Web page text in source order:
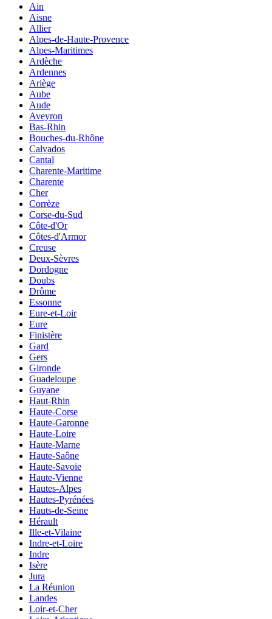
Ain
Aisne
Allier
Alpes-de-Haute-Provence
Alpes-Maritimes
Ardèche
Ardennes
Ariège
Aube
Aude
Aveyron
Bas-Rhin
Bouches-du-Rhône
Calvados
Cantal
Charente-Maritime
Charente
Cher
Corrèze
Corse-du-Sud
Côte-d'Or
Côtes-d'Armor
Creuse
Deux-Sèvres
Dordogne
Doubs
Drôme
Essonne
Eure-et-Loir
Eure
Finistère
Gard
Gers
Gironde
Guadeloupe
Guyane
Haut-Rhin
Haute-Corse
Haute-Garonne
Haute-Loire
Haute-Marne
Haute-Saône
Haute-Savoie
Haute-Vienne
Hautes-Alpes
Hautes-Pyrénées
Hauts-de-Seine
Hérault
Ille-et-Vilaine
Indre-et-Loire
Indre
Isère
Jura
La Réunion
Landes
Loir-et-Cher